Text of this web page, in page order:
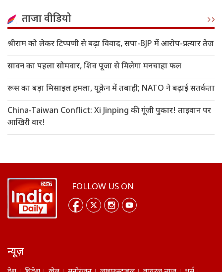
ताजा वीडियो
श्रीराम को लेकर टिप्पणी से बढ़ा विवाद, सपा-BJP में आरोप-प्रत्यार तेज
सावन का पहला सोमवार, शिव पूजा से मिलेगा मनचाहा फल
रूस का बड़ा मिसाइल हमला, यूक्रेन में तबाही; NATO ने बढ़ाई सतर्कता
China-Taiwan Conflict: Xi Jinping की गूंजी पुकार! ताइवान पर
आखिरी वार!
FOLLOW US ON
न्यूज़